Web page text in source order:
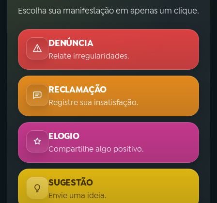
Escolha sua manifestação em apenas um clique.
DENÚNCIA
Relate irregularidades.
RECLAMAÇÃO
Registre sua insatisfação.
ELOGIO
Compartilhe algo positivo.
SUGESTÃO
Envie uma ideia.